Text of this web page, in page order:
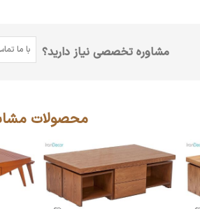
مشاوره تخصصی نیاز دارید؟ با ما
محصولات